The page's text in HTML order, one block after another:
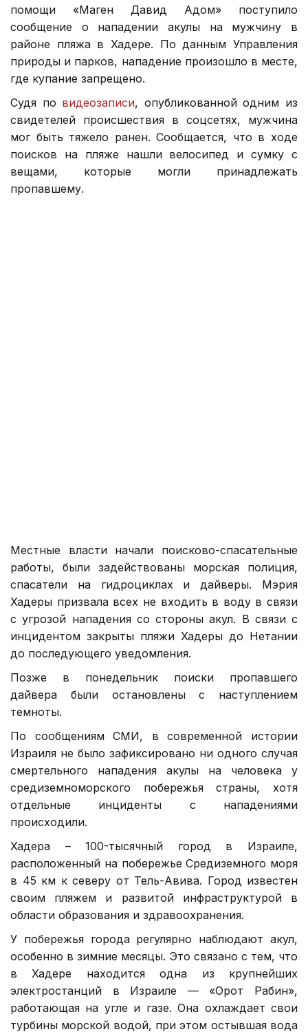
помощи «Маген Давид Адом» поступило
сообщение о нападении акулы на мужчину в
районе пляжа в Хадере. По данным Управления
природы и парков, нападение произошло в месте,
где купание запрещено.
Судя по видеозаписи, опубликованной одним из
свидетелей происшествия в соцсетях, мужчина
мог быть тяжело ранен. Сообщается, что в ходе
поисков на пляже нашли велосипед и сумку с
вещами, которые могли принадлежать
пропавшему.
Местные власти начали поисково-спасательные
работы, были задействованы морская полиция,
спасатели на гидроциклах и дайверы. Мэрия
Хадеры призвала всех не входить в воду в связи
с угрозой нападения со стороны акул. В связи с
инцидентом закрыты пляжи Хадеры до Нетании
до последующего уведомления.
Позже в понедельник поиски пропавшего
дайвера были остановлены с наступлением
темноты.
По сообщениям СМИ, в современной истории
Израиля не было зафиксировано ни одного случая
смертельного нападения акулы на человека у
средиземноморского побережья страны, хотя
отдельные инциденты с нападениями
происходили.
Хадера – 100-тысячный город в Израиле,
расположенный на побережье Средиземного моря
в 45 км к северу от Тель-Авива. Город известен
своим пляжем и развитой инфраструктурой в
области образования и здравоохранения.
У побережья города регулярно наблюдают акул,
особенно в зимние месяцы. Это связано с тем, что
в Хадере находится одна из крупнейших
электростанций в Израиле — «Орот Рабин»,
работающая на угле и газе. Она охлаждает свои
турбины морской водой, при этом остывшая вода